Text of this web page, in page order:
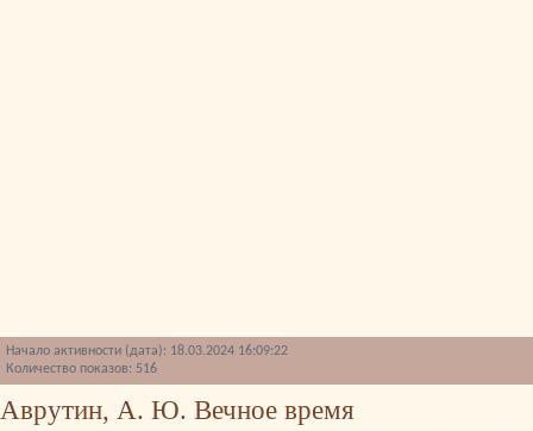
Начало активности (дата): 18.03.2024 16:09:22
Количество показов: 516
Аврутин, А. Ю. Вечное время